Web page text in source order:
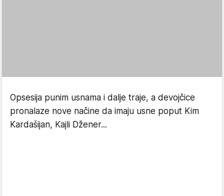
Opsesija punim usnama i dalje traje, a devojčice
pronalaze nove načine da imaju usne poput Kim
Kardašijan, Kajli Džener...